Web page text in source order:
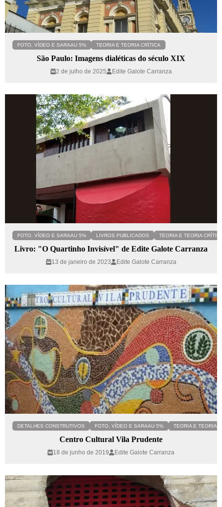
FOTO, VÍDEO E SARAAU 5% TEORIA E TEORIA CRÍTICA
São Paulo: Imagens dialéticas do século XIX
2 de julho de 2025 Edite Galote Carranza
FOTO, VÍDEO E SARAAU 5% LIVROS PUBLICADOS TEORIA E TEORIA
Livro: "O Quartinho Invisível" de Edite Galote Carranza
13 de janeiro de 2023 Edite Galote Carranza
DETALHES CONSTRUTIVOS FOTO, VÍDEO E SARAAU 5% TEORIA E TEORIA
Centro Cultural Vila Prudente
18 de junho de 2019 Edite Galote Carranza